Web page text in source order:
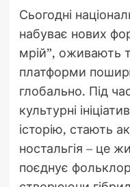
Сьогодні
набуває нових
мрій”, оживають
платформи
глобально. Під
культурні
історію, стають
ностальгія – це
поєднує